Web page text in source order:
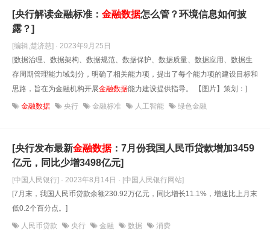
[央行解读金融标准： 金融数据怎么管？环境信息如何披
露？]
[编辑,楚济慈] · 2023年9月25日
[数据治理、数据架构、数据规范、数据保护、数据质量、数据应用、数据生
存周期管理能力域划分，明确了相关能力项，提出了每个能力项的建设目标和
思路，旨在为金融机构开展金融数据能力建设提供指导。 【图片】策划：]
金融数据 央行 金融标准 人工智能 绿色金融
[央行发布最新金融数据：7月份我国人民币贷款增加3459
亿元，同比少增3498亿元]
[中国人民银行] · 2023年8月14日 · [中国人民银行网站]
[7月末，我国人民币贷款余额230.92万亿元，同比增长11.1%，增速比上月末
低0.2个百分点。]
人民币贷款 央行 金融 数据 消费